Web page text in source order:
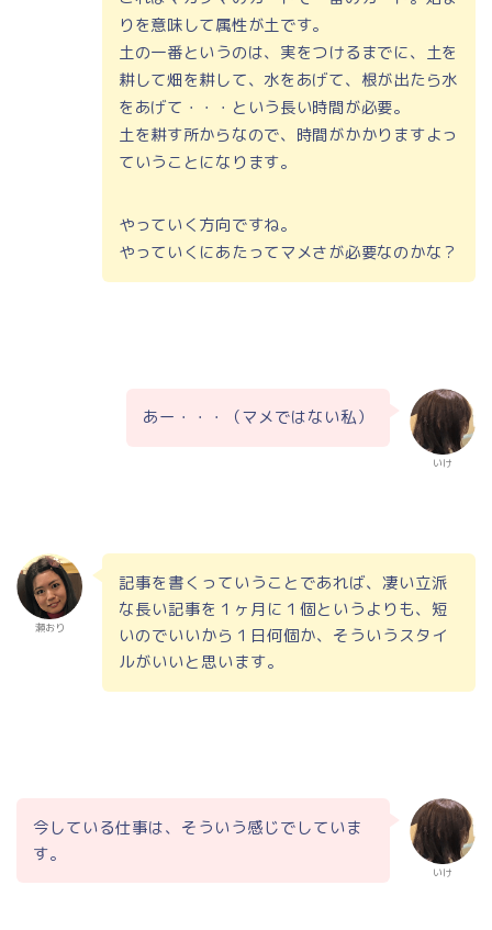
りを意味して属性が土です。
土の一番というのは、実をつけるまでに、土を
耕して畑を耕して、水をあげて、根が出たら水
をあげて・・・という長い時間が必要。
土を耕す所からなので、時間がかかりますよっ
ていうことになります。
やっていく方向ですね。
やっていくにあたってマメさが必要なのかな？
いけ
あー・・・（マメではない私）
瀬おり
記事を書くっていうことであれば、凄い立派
な長い記事を１ヶ月に１個というよりも、短
いのでいいから１日何個か、そういうスタイ
ルがいいと思います。
いけ
今している仕事は、そういう感じでしていま
す。